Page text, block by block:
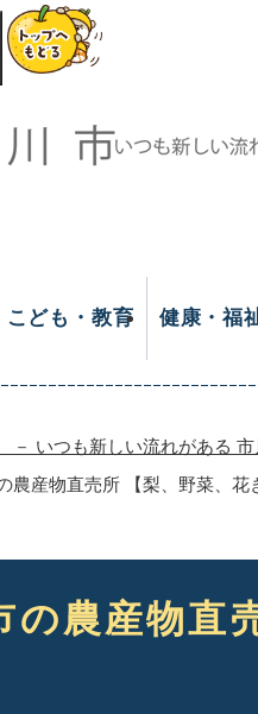
こども・教育 健康・福
いつも新しい流れがある 市
農産物直売所 【梨、野菜、花
の農産物直